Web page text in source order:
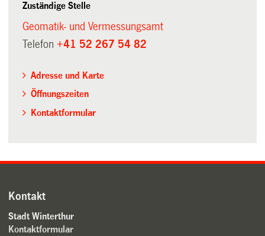
Zuständige Stelle
Geomatik- und Vermessungsamt
Telefon+41 52 267 54 82
Adresse und Karte
Öffnungszeiten
Kontaktformular
Kontakt
Stadt Winterthur
Kontaktformular